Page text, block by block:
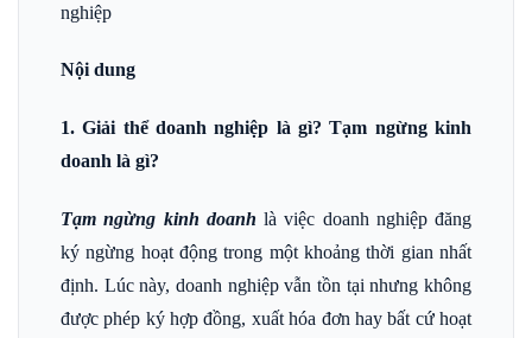
nghiệp
Nội dung
1. Giải thể doanh nghiệp là gì? Tạm ngừng kinh
doanh là gì?
Tạm ngừng kinh doanh là việc doanh nghiệp đăng
ký ngừng hoạt động trong một khoảng thời gian nhất
định. Lúc này, doanh nghiệp vẫn tồn tại nhưng không
được phép ký hợp đồng, xuất hóa đơn hay bất cứ hoạt